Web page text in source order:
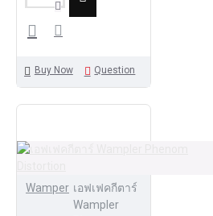
Buy Now Question
Wamper เอฟเฟคกีตาร์
Wampler